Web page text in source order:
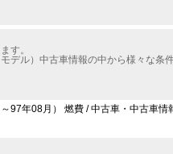
す。
デル）中古車情報の中から様々な条
97年08月） 燃費 / 中古車・中古車情